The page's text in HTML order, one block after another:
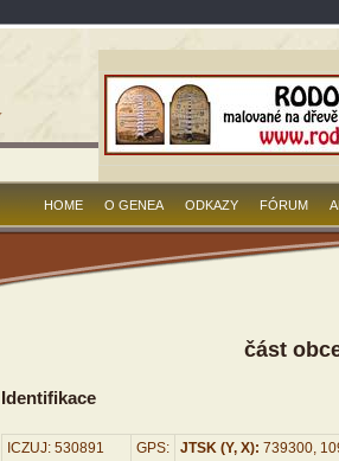
HOME O GENEA ODKAZY FÓRUM
část
Identifikace
ICZUJ: 530891
GPS: JTSK (Y, X): 739300,